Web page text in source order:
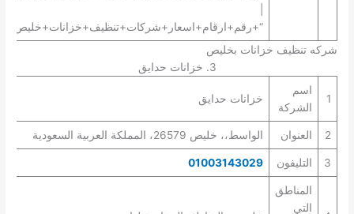
“+رقم+ارقام+اسعار+شركات+تنظيف+خزانات+خليص+”.
شركه تنظيف خزانات بخليص
3. خزانات حدايق
1
اسم
الشركة
خزانات حدايق
2 العنوان الواسط،، خليص 26579، المملكة العربية السعودية
3 التليفون 01003143029
المناطق
التي